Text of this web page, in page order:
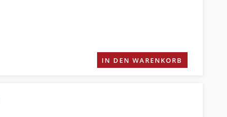
IN DEN WARENKORB